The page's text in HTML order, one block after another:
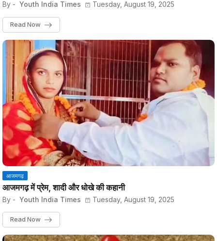
By - Youth India Times Tuesday, August 19, 2025
Read Now
आजमगढ़
आजमगढ़ में प्रेम, शादी और धोखे की कहानी
By - Youth India Times Tuesday, August 19, 2025
Read Now